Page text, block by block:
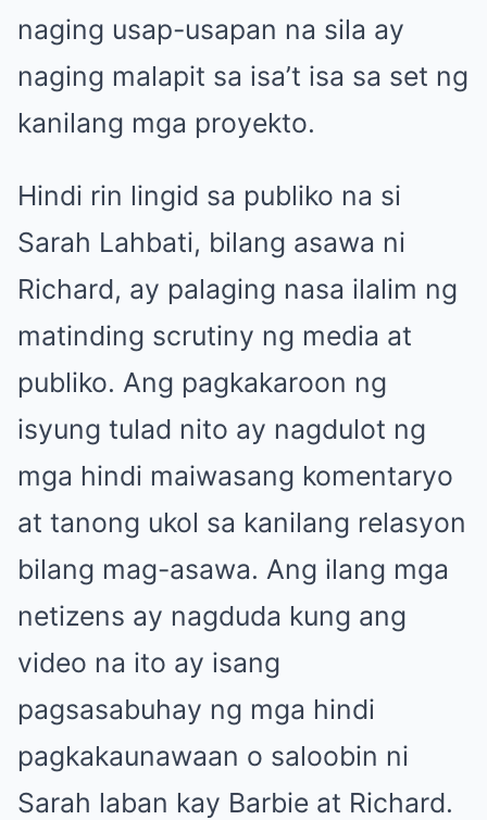
naging usap-usapan na sila ay
naging malapit sa isa’t isa sa set ng
kanilang mga proyekto.
Hindi rin lingid sa publiko na si
Sarah Lahbati, bilang asawa ni
Richard, ay palaging nasa ilalim ng
matinding scrutiny ng media at
publiko. Ang pagkakaroon ng
isyung tulad nito ay nagdulot ng
mga hindi maiwasang komentaryo
at tanong ukol sa kanilang relasyon
bilang mag-asawa. Ang ilang mga
netizens ay nagduda kung ang
video na ito ay isang
pagsasabuhay ng mga hindi
pagkakaunawaan o saloobin ni
Sarah laban kay Barbie at Richard.